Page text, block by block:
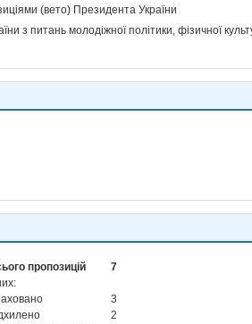
(вето) Президента України
з питань молодіжної політики, фізичної
пропозицій
7
3
2